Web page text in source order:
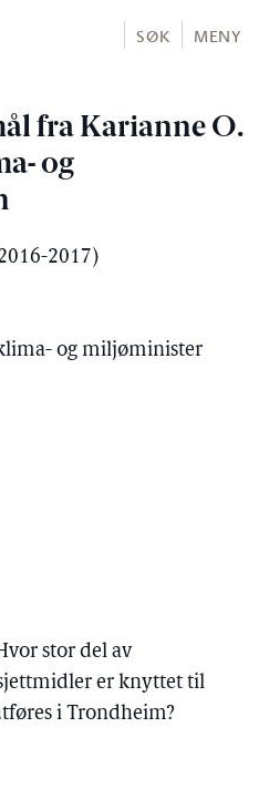
SØK MENY
fra Karianne O.
og
2017)
og miljøminister
stor del av
er knyttet til
i Trondheim?